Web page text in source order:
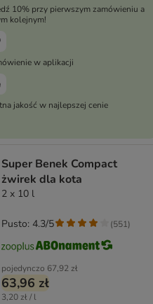
10% przy pierwszym zamówieniu a
kolejnym!
w aplikacji
jakość w najlepszej cenie
Super Benek Compact
żwirek dla kota
2 x 10 l
pojedynczo 67,92 zł
63,96 zł
3,20 zł / l
Pusto: 4.3/5 (551)